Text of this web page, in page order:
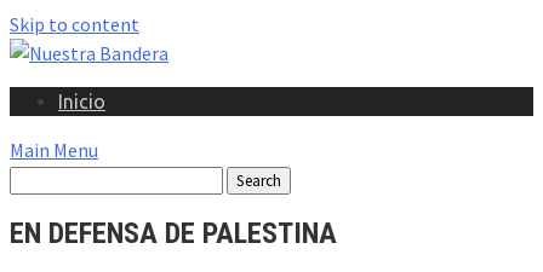
Skip to content
Inicio
Main Menu
EN DEFENSA DE PALESTINA